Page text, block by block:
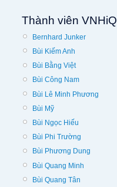
Thành viên VNHiQ
Bernhard Junker
Bùi Kiếm Anh
Bùi Bằng Việt
Bùi Công Nam
Bùi Lê Minh Phương
Bùi Mỹ
Bùi Ngọc Hiếu
Bùi Phi Trường
Bùi Phương Dung
Bùi Quang Minh
Bùi Quang Tân